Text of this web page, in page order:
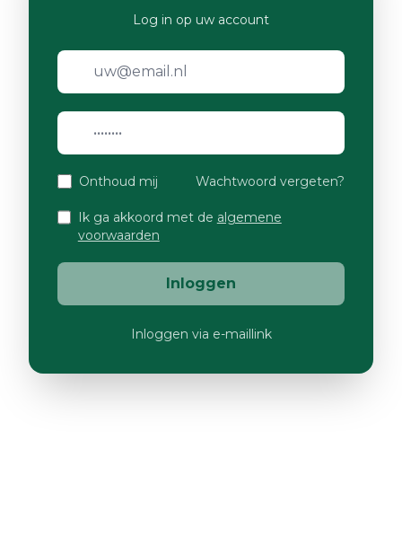
Log in op uw account
Onthoud mij Wachtwoord vergeten?
Ik ga akkoord met de algemene
voorwaarden
Inloggen
Inloggen via e-maillink